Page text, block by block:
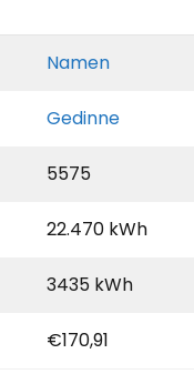
Namen
Gedinne
5575
22.470 kWh
3435 kWh
€170,91